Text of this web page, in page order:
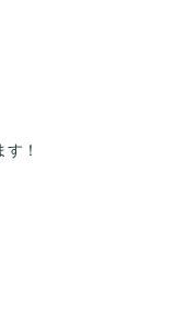
！